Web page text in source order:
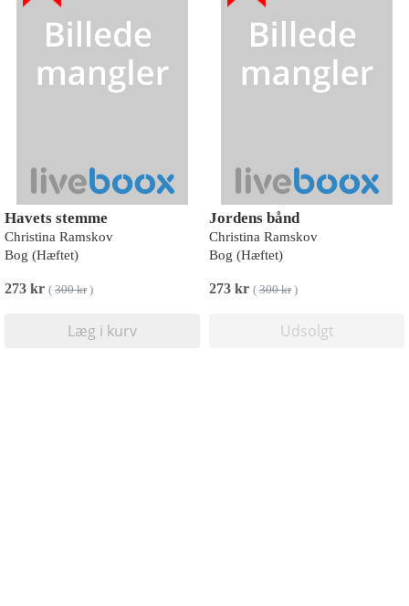
Havets stemme
Christina Ramskov
Bog (Hæftet)
273 kr ( 300 kr)
Læg i kurv
Jordens bånd
Christina Ramskov
Bog (Hæftet)
273 kr ( 300 kr)
Udsolgt